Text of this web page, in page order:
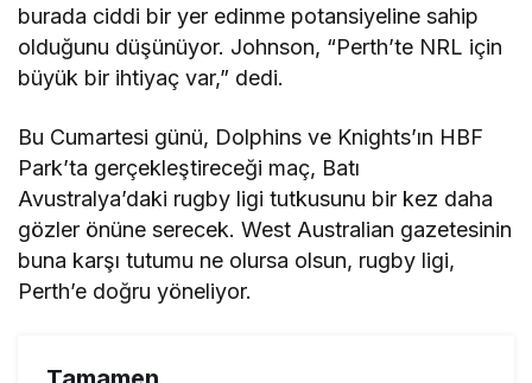
burada ciddi bir yer edinme potansiyeline sahip
olduğunu düşünüyor. Johnson, “Perth’te NRL için
büyük bir ihtiyaç var,” dedi.
Bu Cumartesi günü, Dolphins ve Knights’ın HBF
Park’ta gerçekleştireceği maç, Batı
Avustralya’daki rugby ligi tutkusunu bir kez daha
gözler önüne serecek. West Australian gazetesinin
buna karşı tutumu ne olursa olsun, rugby ligi,
Perth’e doğru yöneliyor.